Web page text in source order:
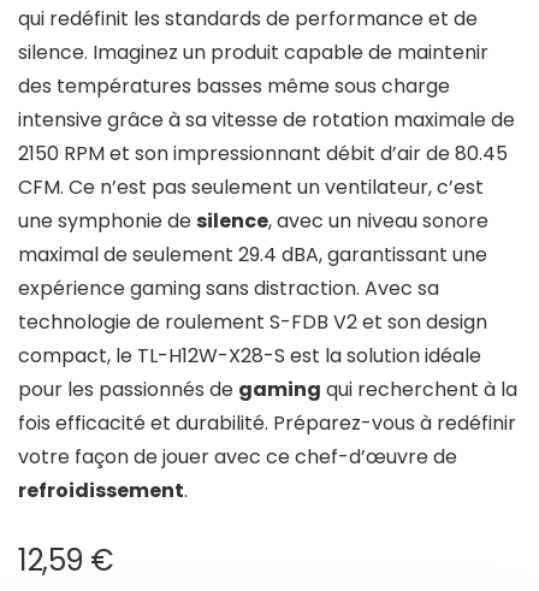
qui redéfinit les standards de performance et de
silence. Imaginez un produit capable de maintenir
des températures basses même sous charge
intensive grâce à sa vitesse de rotation maximale de
2150 RPM et son impressionnant débit d’air de 80.45
CFM. Ce n’est pas seulement un ventilateur, c’est
une symphonie desilence, avec un niveau sonore
maximal de seulement 29.4 dBA, garantissant une
expérience gaming sans distraction. Avec sa
technologie de roulement S-FDB V2 et son design
compact, le TL-H12W-X28-S est la solution idéale
pour les passionnés de gaming qui recherchent à la
fois efficacité et durabilité. Préparez-vous à redéfinir
votre façon de jouer avec ce chef-d’œuvre de
refroidissement.
12,59 €